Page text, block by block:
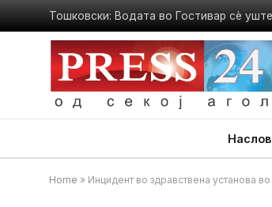
Home » Инцидент во здравствена установа